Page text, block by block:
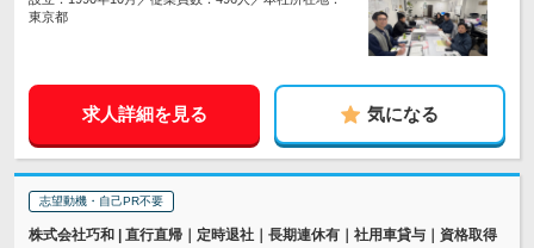
東京都
求人詳細を見る 気になる
志望動機・自己PR不要
株式会社巧和 | 直行直帰｜定時退社｜長期連休有｜社用車貸与｜資格取得